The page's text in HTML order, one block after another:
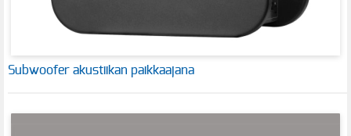
Subwoofer akustiikan paikkaajana